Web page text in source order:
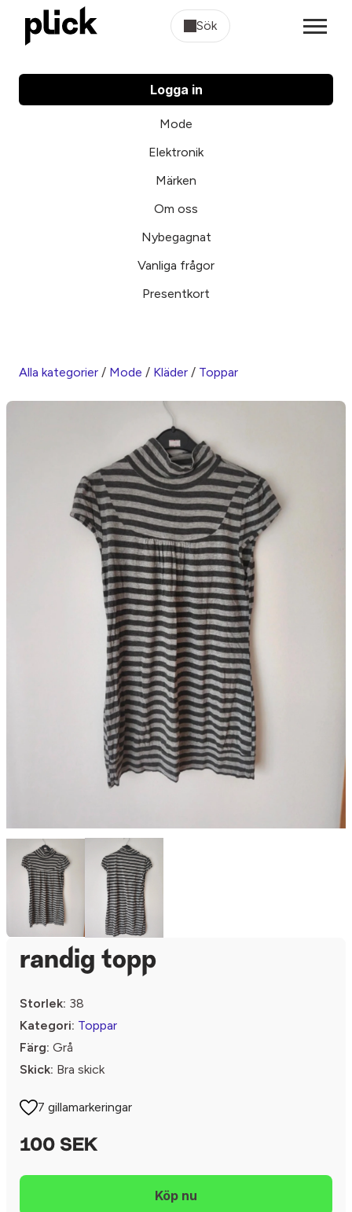
Sök
Logga in
Mode
Elektronik
Märken
Om oss
Nybegagnat
Vanliga frågor
Presentkort
Alla kategorier / Mode / Kläder / Toppar
randig topp
Storlek: 38
Kategori: Toppar
Färg: Grå
Skick: Bra skick
7 gillamarkeringar
100 SEK